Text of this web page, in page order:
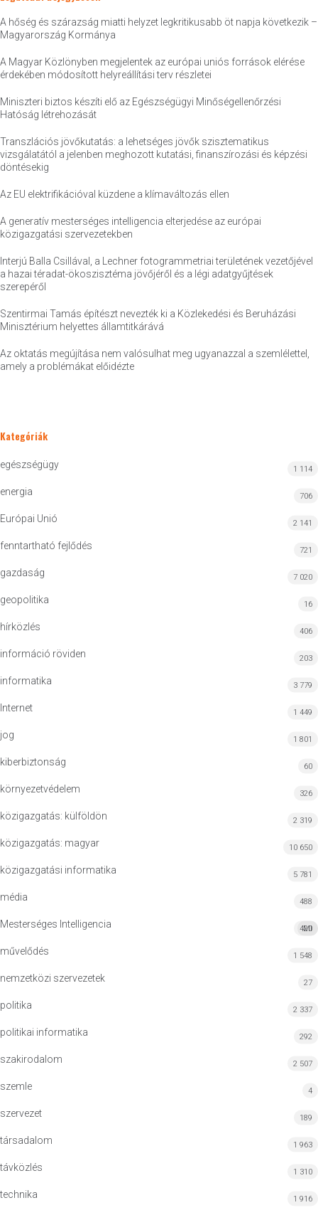
A hőség és szárazság miatti helyzet legkritikusabb öt napja következik –
Magyarország Kormánya
A Magyar Közlönyben megjelentek az európai uniós források elérése
érdekében módosított helyreállítási terv részletei
Miniszteri biztos készíti elő az Egészségügyi Minőségellenőrzési
Hatóság létrehozását
Transzlációs jövőkutatás: a lehetséges jövők szisztematikus
vizsgálatától a jelenben meghozott kutatási, finanszírozási és képzési
döntésekig
Az EU elektrifikációval küzdene a klímaváltozás ellen
A generatív mesterséges intelligencia elterjedése az európai
közigazgatási szervezetekben
Interjú Balla Csillával, a Lechner fotogrammetriai területének vezetőjével
a hazai téradat-ökoszisztéma jövőjéről és a légi adatgyűjtések
szerepéről
Szentirmai Tamás építészt nevezték ki a Közlekedési és Beruházási
Minisztérium helyettes államtitkárává
Az oktatás megújítása nem valósulhat meg ugyanazzal a szemlélettel,
amely a problémákat előidézte
Kategóriák
egészségügy 1 114
energia 706
Európai Unió 2 141
fenntartható fejlődés 721
gazdaság 7 020
geopolitika 16
hírközlés 406
információ röviden 203
informatika 3 779
Internet 1 449
jog 1 801
kiberbiztonság 60
környezetvédelem 326
közigazgatás: külföldön 2 319
közigazgatás: magyar 10 650
közigazgatási informatika 5 781
média 488
Mesterséges Intelligencia MI
420
művelődés 1 548
nemzetközi szervezetek 27
politika 2 337
politikai informatika 292
szakirodalom 2 507
szemle 4
szervezet 189
társadalom 1 963
távközlés 1 310
technika 1 916